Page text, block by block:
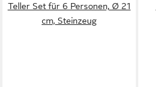
Teller Set für 6 Personen, Ø 21
cm, Steinzeug